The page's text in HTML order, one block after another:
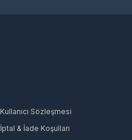
Kullanıcı Sözleşmesi
İptal & İade Koşulları